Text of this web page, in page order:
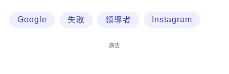
場
Google 失敗 領導者 Instagram
廣告